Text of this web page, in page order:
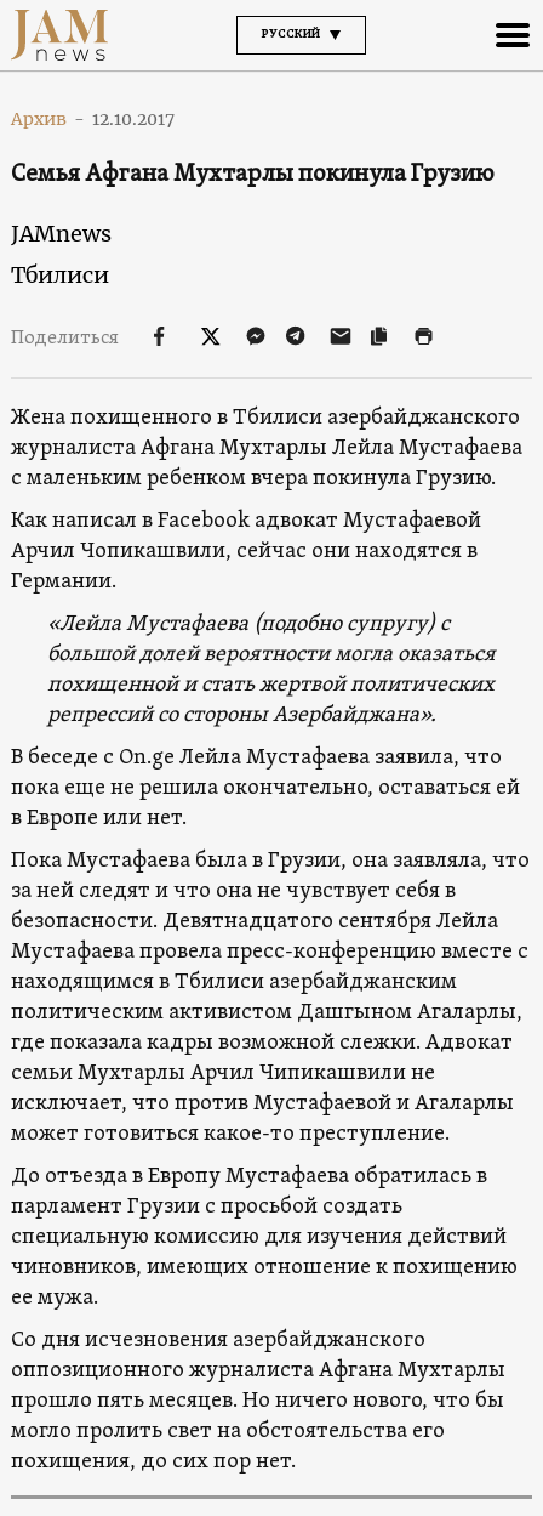
РУССКИЙ
Архив - 12.10.2017
Семья Афгана Мухтарлы покинула Грузию
JAMnews
Тбилиси
Поделиться
Жена похищенного в Тбилиси азербайджанского
журналиста Афгана Мухтарлы Лейла Мустафаева
с маленьким ребенком вчера покинула Грузию.
Как написал в Facebook адвокат Мустафаевой
Арчил Чопикашвили, сейчас они находятся в
Германии.
«Лейла Мустафаева (подобно супругу)с
большой долей вероятностимогла оказаться
похищенной и стать жертвой политических
репрессий со стороны Азербайджана».
В беседе с On.ge Лейла Мустафаева заявила, что
пока еще не решила окончательно, оставаться ей
в Европе или нет.
Пока Мустафаева была в Грузии, она заявляла, что
за ней следят и что она не чувствует себя в
безопасности. Девятнадцатого сентября Лейла
Мустафаева провела пресс-конференцию вместе с
находящимся в Тбилиси азербайджанским
политическим активистом Дашгыном Агаларлы,
где показала кадры возможной слежки. Адвокат
семьи Мухтарлы Арчил Чипикашвили не
исключает, что против Мустафаевой и Агаларлы
может готовиться какое-то преступление.
До отъезда в Европу Мустафаева обратилась в
парламент Грузии с просьбой создать
специальную комиссию для изучения действий
чиновников, имеющих отношение к похищению
ее мужа.
Со дня исчезновения азербайджанского
оппозиционного журналиста Афгана Мухтарлы
прошло пять месяцев. Но ничего нового, что бы
могло пролить свет на обстоятельства его
похищения, до сих пор нет.